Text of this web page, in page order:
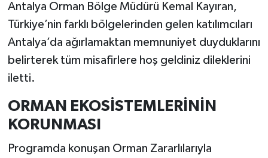
Antalya Orman Bölge Müdürü Kemal Kayıran,
Türkiye’nin farklı bölgelerinden gelen katılımcıları
Antalya’da ağırlamaktan memnuniyet duyduklarını
belirterek tüm misafirlere hoş geldiniz dileklerini
iletti.
ORMAN EKOSİSTEMLERİNİN
KORUNMASI
Programda konuşan Orman Zararlılarıyla